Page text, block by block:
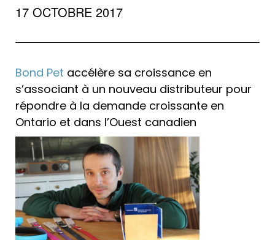
17 OCTOBRE 2017
Bond Pet accélère sa croissance en
s’associant à un nouveau distributeur pour
répondre à la demande croissante en
Ontario et dans l’Ouest canadien